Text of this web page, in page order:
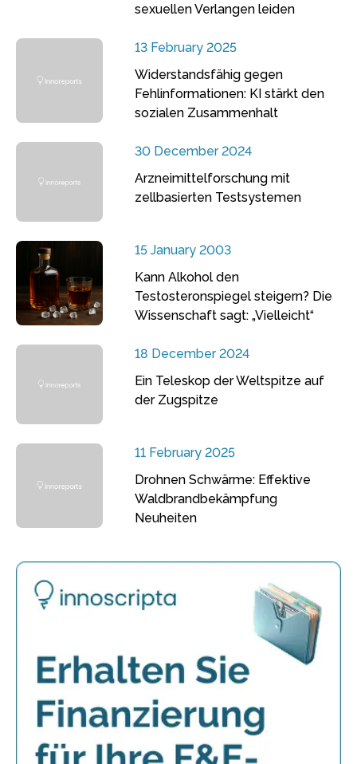
sexuellen Verlangen leiden
13 February 2025
Widerstandsfähig gegen
Fehlinformationen: KI stärkt den
sozialen Zusammenhalt
30 December 2024
Arzneimittelforschung mit
zellbasierten Testsystemen
15 January 2003
Kann Alkohol den
Testosteronspiegel steigern? Die
Wissenschaft sagt: „Vielleicht“
18 December 2024
Ein Teleskop der Weltspitze auf
der Zugspitze
11 February 2025
Drohnen Schwärme: Effektive
Waldbrandbekämpfung
Neuheiten